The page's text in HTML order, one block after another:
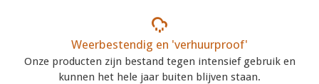
Weerbestendig en 'verhuurproof'
Onze producten zijn bestand tegen intensief gebruik en
kunnen het hele jaar buiten blijven staan.